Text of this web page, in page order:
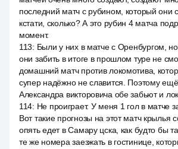
последний матч с рубином, который они
кстати, сколько? А это рубин 4 матча
момент.
113: Были у них в матче с Оренбургом,
они забить в итоге в прошлом туре не
домашний матч против локомотива,
супер надёжно не славится. Поэтому
Александра викторовича обе забьют и
114: Не проиграет. У меня 1 гол в матче
Вот такие прогнозы на этот матч крылья
опять едет в Самару цска, как будто бы
те же номера заезжать в гостинице,